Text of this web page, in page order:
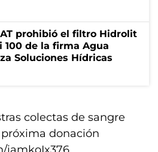
prohibió el filtro Hidrolit
100 de la firma Agua
Soluciones Hídricas
colectas de sangre
donación